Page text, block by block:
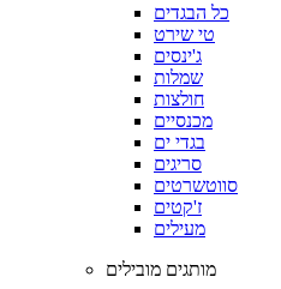
כל הבגדים
טי שירט
ג'ינסים
שמלות
חולצות
מכנסיים
בגדי ים
סריגים
סווטשרטים
ז'קטים
מעילים
מותגים מובילים